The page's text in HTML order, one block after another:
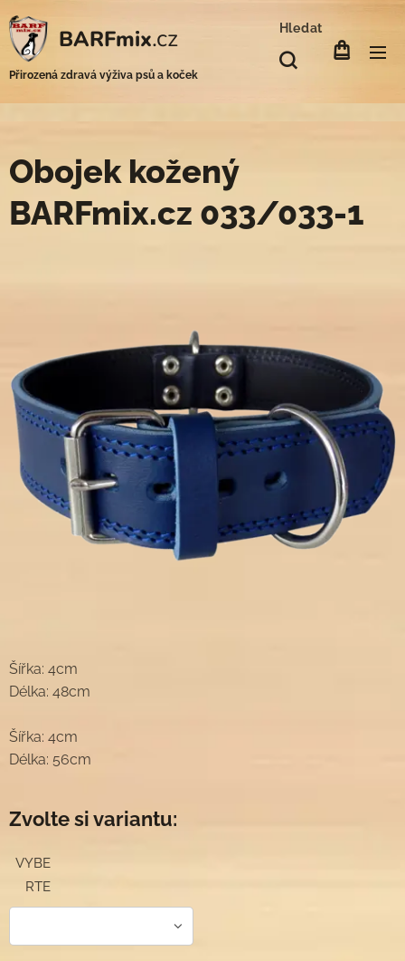
BARFmix.cz
Přirozená zdravá výživa psů a koček
Hledat
Obojek kožený
BARFmix.cz 033/033-1
Šířka: 4cm
Délka: 48cm
Šířka: 4cm
Délka: 56cm
Zvolte si variantu:
VYBE
RTE